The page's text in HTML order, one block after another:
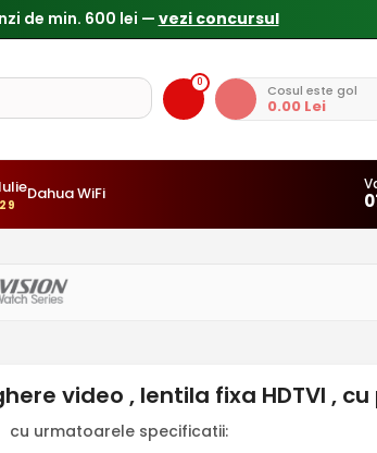
0 Cosul este gol
0.00 Lei
Dahua WiFi
video , lentila fixa HDTVI , cu
cu urmatoarele specificatii: